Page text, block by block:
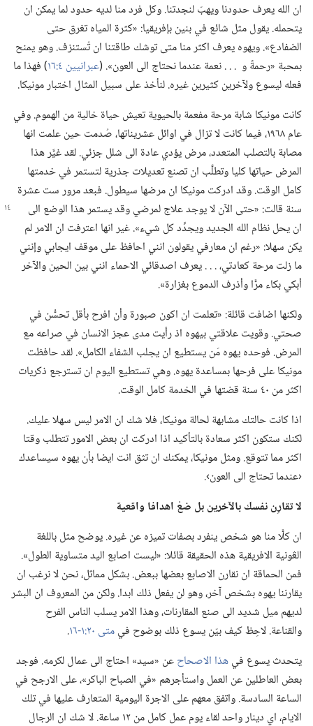
ان الله يعرف حدودنا ويهبّ لنجدتنا.‏ وكل فرد منا لديه حدود لما يمكن ان
يتحمله.‏ يقول مثل شائع في بنين بإفريقيا:‏ «كثرة المياه تغرق حتى
الضفادع».‏ ويهوه يعرف اكثر منا متى توشك طاقتنا ان تُستنزف.‏ وهو يمنح
بمحبة «رحمةً و .‏ .‏ .‏ نعمة عندما نحتاج الى العون».‏ (‏عبرانيين ٤:‏١٦
‏)‏ فهذا ما
فعله ليسوع ولآخرين كثيرين غيره.‏ لنأخذ على سبيل المثال اختبار مونيكا.‏
كانت مونيكا شابة مرحة مفعمة بالحيوية تعيش حياة خالية من الهموم.‏ وفي
عام ١٩٦٨،‏ فيما كانت لا تزال في اوائل عشريناتها،‏ صُدمت حين علمت انها
مصابة بالتصلب المتعدد،‏ مرض يؤدي عادة الى شلل جزئي.‏ لقد غيَّر هذا
المرض حياتها كليا وتطلَّب ان تصنع تعديلات جذرية لتستمر في خدمتها
كامل الوقت.‏ وقد ادركت مونيكا ان مرضها سيطول.‏ فبعد مرور ست عشرة
سنة قالت:‏ «حتى الآن لا يوجد علاج لمرضيوقد يستمر هذا الوضع الى
ان يحل نظام الله الجديد ويجدِّد كل شيء».‏ غير انها اعترفت ان الامر لم
يكن سهلا:‏ «رغم ان معارفي يقولون انني احافظ على موقف ايجابي وإنني
ما زلت مرحة كعادتي،‏ .‏ .‏ .‏ يعرف اصدقائي الاحماء انني بين الحين والآخر
أبكي بكاء مرًّا وأذرف الدموع بغزارة».‏
ولكنها اضافت قائلة:‏ «تعلمت ان اكون صبورة وأن افرح بأقل تحسُّن في
صحتي.‏ وقويت علاقتي بيهوه اذ رأيت مدى عجز الانسان في صراعه مع
المرض.‏ فوحده يهوه مَن يستطيع ان يجلب الشفاء الكامل».‏ لقد حافظت
مونيكا على فرحها بمساعدة يهوه.‏ وهي تستطيع اليوم ان تسترجع ذكريات
اكثر من ٤٠ سنة قضتها في الخدمة كامل الوقت.‏
اذا كانت حالتك مشابهة لحالة مونيكا،‏ فلا شك ان الامر ليس سهلا عليك.‏
لكنك ستكون اكثر سعادة بالتأكيد اذا ادركت ان بعض الامور تتطلب وقتا
اكثر مما تتوقع.‏ ومثل مونيكا،‏ يمكنك ان تثق انت ايضا بأن يهوه سيساعدك
‹عندما تحتاج الى العون›.‏
لاتقارِن نفسك بالآخرين بل ضعْ اهدافا واقعية
ان كلًّا منا هو شخص ينفرد بصفات تميزه عن غيره.‏ يوضح مثل باللغة
الڠونية الافريقية هذه الحقيقة قائلا:‏ «ليست اصابع اليد متساوية الطول».‏
فمن الحماقة ان نقارن الاصابع بعضها ببعض.‏ بشكل مماثل،‏ نحن لا نرغب ان
يقارننا يهوه بشخص آخر،‏ وهو لن يفعل ذلك ابدا.‏ ولكن من المعروف ان البشر
لديهم ميل شديد الى صنع المقارنات،‏ وهذا الامر يسلب الناس الفرح
والقناعة.‏ لاحِظ كيف بيّن يسوع ذلك بوضوح فيمتى ٢٠:‏١-‏١٦
‏.‏
يتحدث يسوع فيهذا الاصحاحعن «سيد» احتاج الى عمال لكرمه.‏ فوجد
بعض العاطلين عن العمل واستأجرهم «في الصباح الباكر»،‏ على الارجح في
الساعة السادسة.‏ واتفق معهم على الاجرة اليومية المتعارف عليها في تلك
الايام،‏ اي دينار واحد لقاء يوم عمل كامل من ١٢ ساعة.‏ لا شك ان الرجال